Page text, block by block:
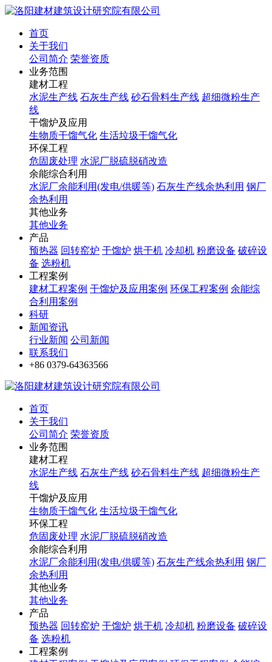
首页
关于我们
公司简介 荣誉资质
业务范围
建材工程
水泥生产线 石灰生产线 砂石骨料生产线 超细微粉生产
线
干馏炉及应用
生物质干馏气化 生活垃圾干馏气化
环保工程
危固废处理 水泥厂脱硫脱硝改造
余能综合利用
水泥厂余能利用(发电/供暖等) 石灰生产线余热利用 钢厂
余热利用
其他业务
其他业务
产品
预热器 回转窑炉 干馏炉 烘干机 冷却机 粉磨设备 破碎设
备 选粉机
工程案例
建材工程案例 干馏炉及应用案例 环保工程案例 余能综
合利用案例
科研
新闻资讯
行业新闻 公司新闻
联系我们
+86 0379-64363566
首页
关于我们
公司简介 荣誉资质
业务范围
建材工程
水泥生产线 石灰生产线 砂石骨料生产线 超细微粉生产
线
干馏炉及应用
生物质干馏气化 生活垃圾干馏气化
环保工程
危固废处理 水泥厂脱硫脱硝改造
余能综合利用
水泥厂余能利用(发电/供暖等) 石灰生产线余热利用 钢厂
余热利用
其他业务
其他业务
产品
预热器 回转窑炉 干馏炉 烘干机 冷却机 粉磨设备 破碎设
备 选粉机
工程案例